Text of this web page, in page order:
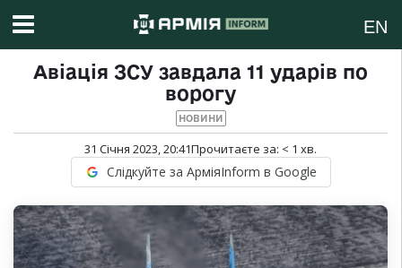
EN
Авіація ЗСУ завдала 11 ударів по
ворогу
НОВИНИ
31 Січня 2023, 20:41Прочитаєте за: < 1 хв.
Слідкуйте за АрміяInform в Google